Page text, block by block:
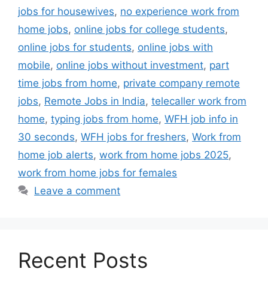
jobs for housewives, no experience work from
home jobs, online jobs for college students,
online jobs for students, online jobs with
mobile, online jobs without investment, part
time jobs from home, private company remote
jobs, Remote Jobs in India, telecaller work from
home, typing jobs from home, WFH job info in
30 seconds, WFH jobs for freshers, Work from
home job alerts, work from home jobs 2025,
work from home jobs for females
Leave a comment
Recent Posts